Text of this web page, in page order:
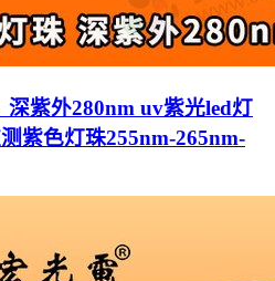
深紫外280nm uv紫光led灯
紫色灯珠255nm-265nm-